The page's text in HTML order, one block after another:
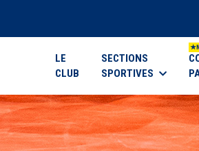
LE
CLUB
SECTIONS
SPORTIVES